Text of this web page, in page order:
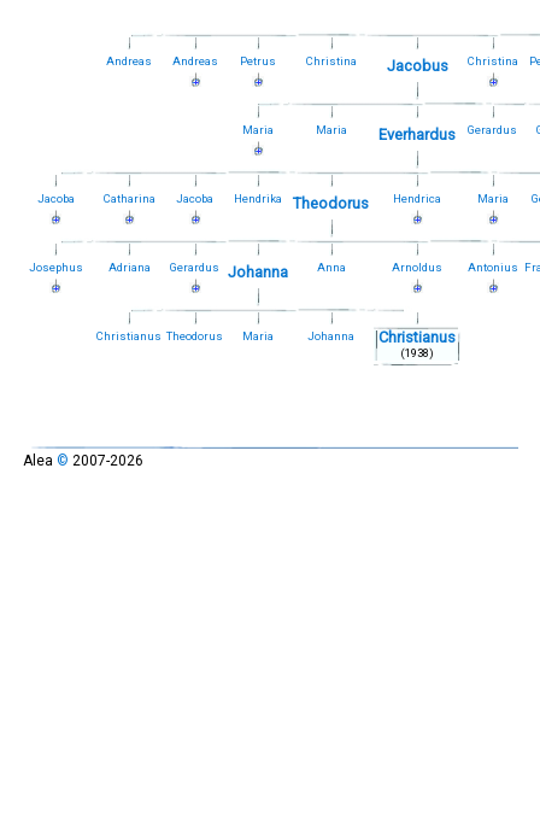
Andreas Andreas Petrus Christina Jacobus Christina
Maria Maria Everhardus Gerardus
Jacoba Catharina Jacoba Hendrika Theodorus Hendrica Maria
Josephus Adriana Gerardus Johanna Anna Arnoldus Antonius
Christianus Theodorus Maria Johanna Christianus
(1938)
Alea © 2007-2026